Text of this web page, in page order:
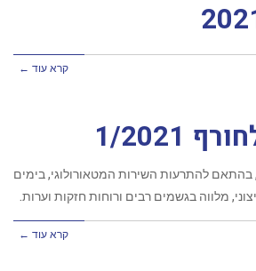
קרא עוד ←
2021
יקרים, בהתאם להתרעות השירות המטאורולוגי, בימים
מלווה בגשמים רבים ורוחות חזקות וערות.
קרא עוד ←